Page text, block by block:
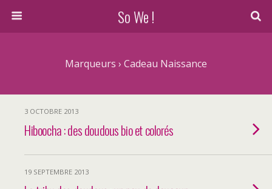
So We !
Marqueurs › Cadeau Naissance
3 OCTOBRE 2013
Hiboocha : des doudous bio et colorés
19 SEPTEMBRE 2013